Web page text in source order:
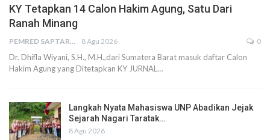
KY Tetapkan 14 Calon Hakim Agung, Satu Dari
Ranah Minang
PEMRED SAPTARIUS 8 Agu 2026 0
Dr. Dhifla Wiyani, S.H., M.H.,dari Sumatera Barat masuk daftar Calon
Hakim Agung yang Ditetapkan KY JURNAL…
Langkah Nyata Mahasiswa UNP Abadikan Jejak
Sejarah Nagari Taratak…
8 Agu 2026